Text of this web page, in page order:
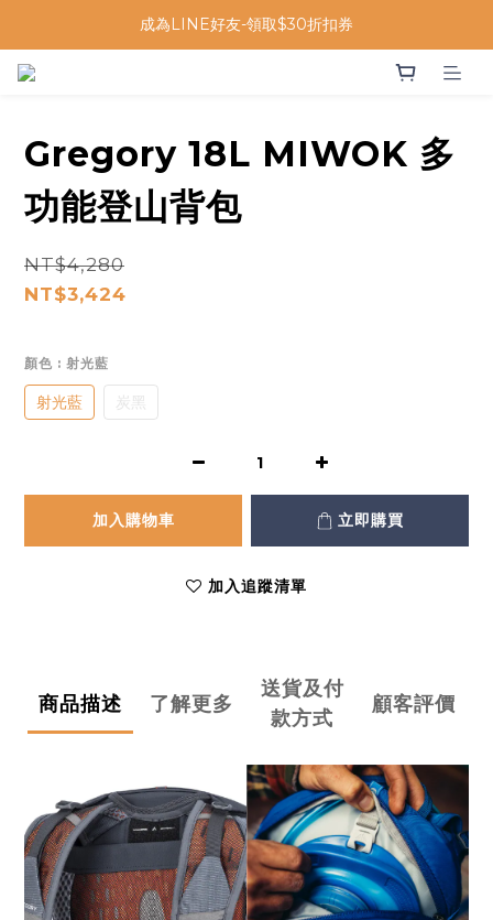
成為LINE好友-領取$30折扣券
Gregory 18L MIWOK 多
功能登山背包
NT$4,280
NT$3,424
顏色 : 射光藍
射光藍 炭黑
加入購物車 立即購買
加入追蹤清單
商品描述 了解更多
送貨及付
款方式
顧客評價